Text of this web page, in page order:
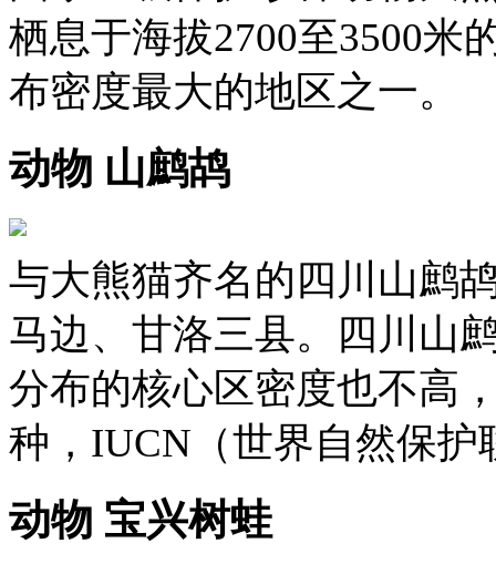
栖息于海拔2700至3500米
布密度最大的地区之一。
动物 山鹧鸪
与大熊猫齐名的四川山鹧
马边、甘洛三县。四川山
分布的核心区密度也不高
种，IUCN（世界自然保
动物 宝兴树蛙